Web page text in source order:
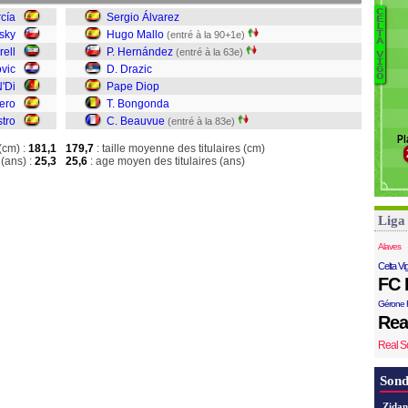
: 181,1
: 25,3
Sergio Álvarez
Hugo Mallo (entré à la 90+1e)
P. Hernández (entré à la 63e)
D. Drazic
Pape Diop
T. Bongonda
C. Beauvue (entré à la 83e)
179,7 : taille moyenne des titulaires (cm)
25,6 : age moyen des titulaires (ans)
C
E
L
T
A
V
I
G
O
Liga
Alaves
Celta
FC
Gérone
Real